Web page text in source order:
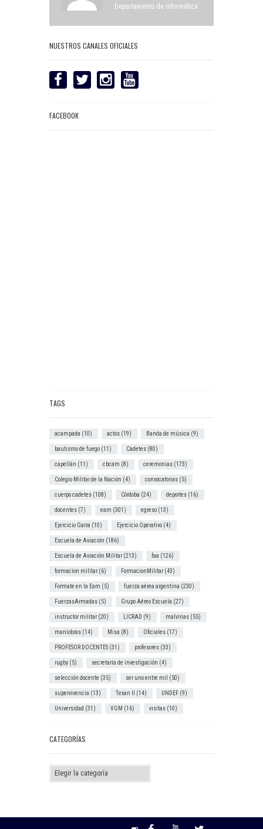
Departamento de Informática
NUESTROS CANALES OFICIALES
FACEBOOK
TAGS
acampada (10) actos (19) Banda de música (9)
bautismo de fuego (11) Cadetes (80)
capellán (11) cbcam (8) ceremonias (173)
Colegio Militar de la Nación (4) convocatorias (5)
cuerpo cadetes (108) Córdoba (24) deportes (16)
docentes (7) eam (301) egreso (13)
Ejercicio Garra (10) Ejercicio Operativo (4)
Escuela de Aviación (186)
Escuela de Aviación Militar(213) faa (126)
formacion militar(6) FormacionMilitar(43)
Formate en la Eam (5) fuerza aérea argentina (230)
FuerzasArmadas (5) Grupo Aéreo Escuela (27)
instructor militar(20) LICRAD (9) malvinas (55)
maniobras (14) Misa (8) Oficiales (17)
PROFESOR DOCENTES (31) profesores (33)
rugby (5) secretaría de investigación (4)
selección docente (35) ser uno entre mil (50)
supervivencia (13) Texan II (14) UNDEF (9)
Universidad (31) VGM (16) visitas (10)
CATEGORÍAS
Categorías